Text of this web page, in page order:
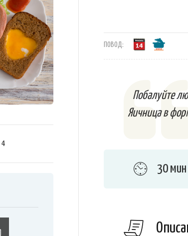
4
ПОВОД:
Побалуйте
Яичница в
30 мин